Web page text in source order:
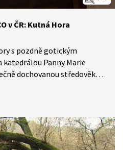
v ČR: Kutná Hora
s pozdně gotickým
Panny Marie
dochovanou středověkou
K dalším významným
kterých provází Miroslav
pozdně gotický
středověký kostel sv.